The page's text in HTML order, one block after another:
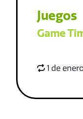
Juegos
Game
1 de